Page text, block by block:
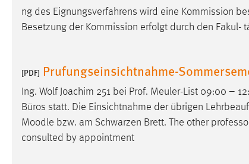
ng des Eignungsverfahrens wird eine Kommission
Besetzung der Kommission erfolgt durch den Fakul-
[PDF] Prufungseinsichtnahme-
Ing. Wolf Joachim 251 bei Prof. Meuler-List 09:00 –
Büros statt. Die Einsichtnahme der übrigen
Moodle bzw. am Schwarzen Brett. The other
consulted by appointment
Cookie Laufzeit:
Name: staticfilecache
Zweck:
Für performante Seitenauslieferung wird
in diesem Cookie gespeichert, ob man
eingeloggt ist.